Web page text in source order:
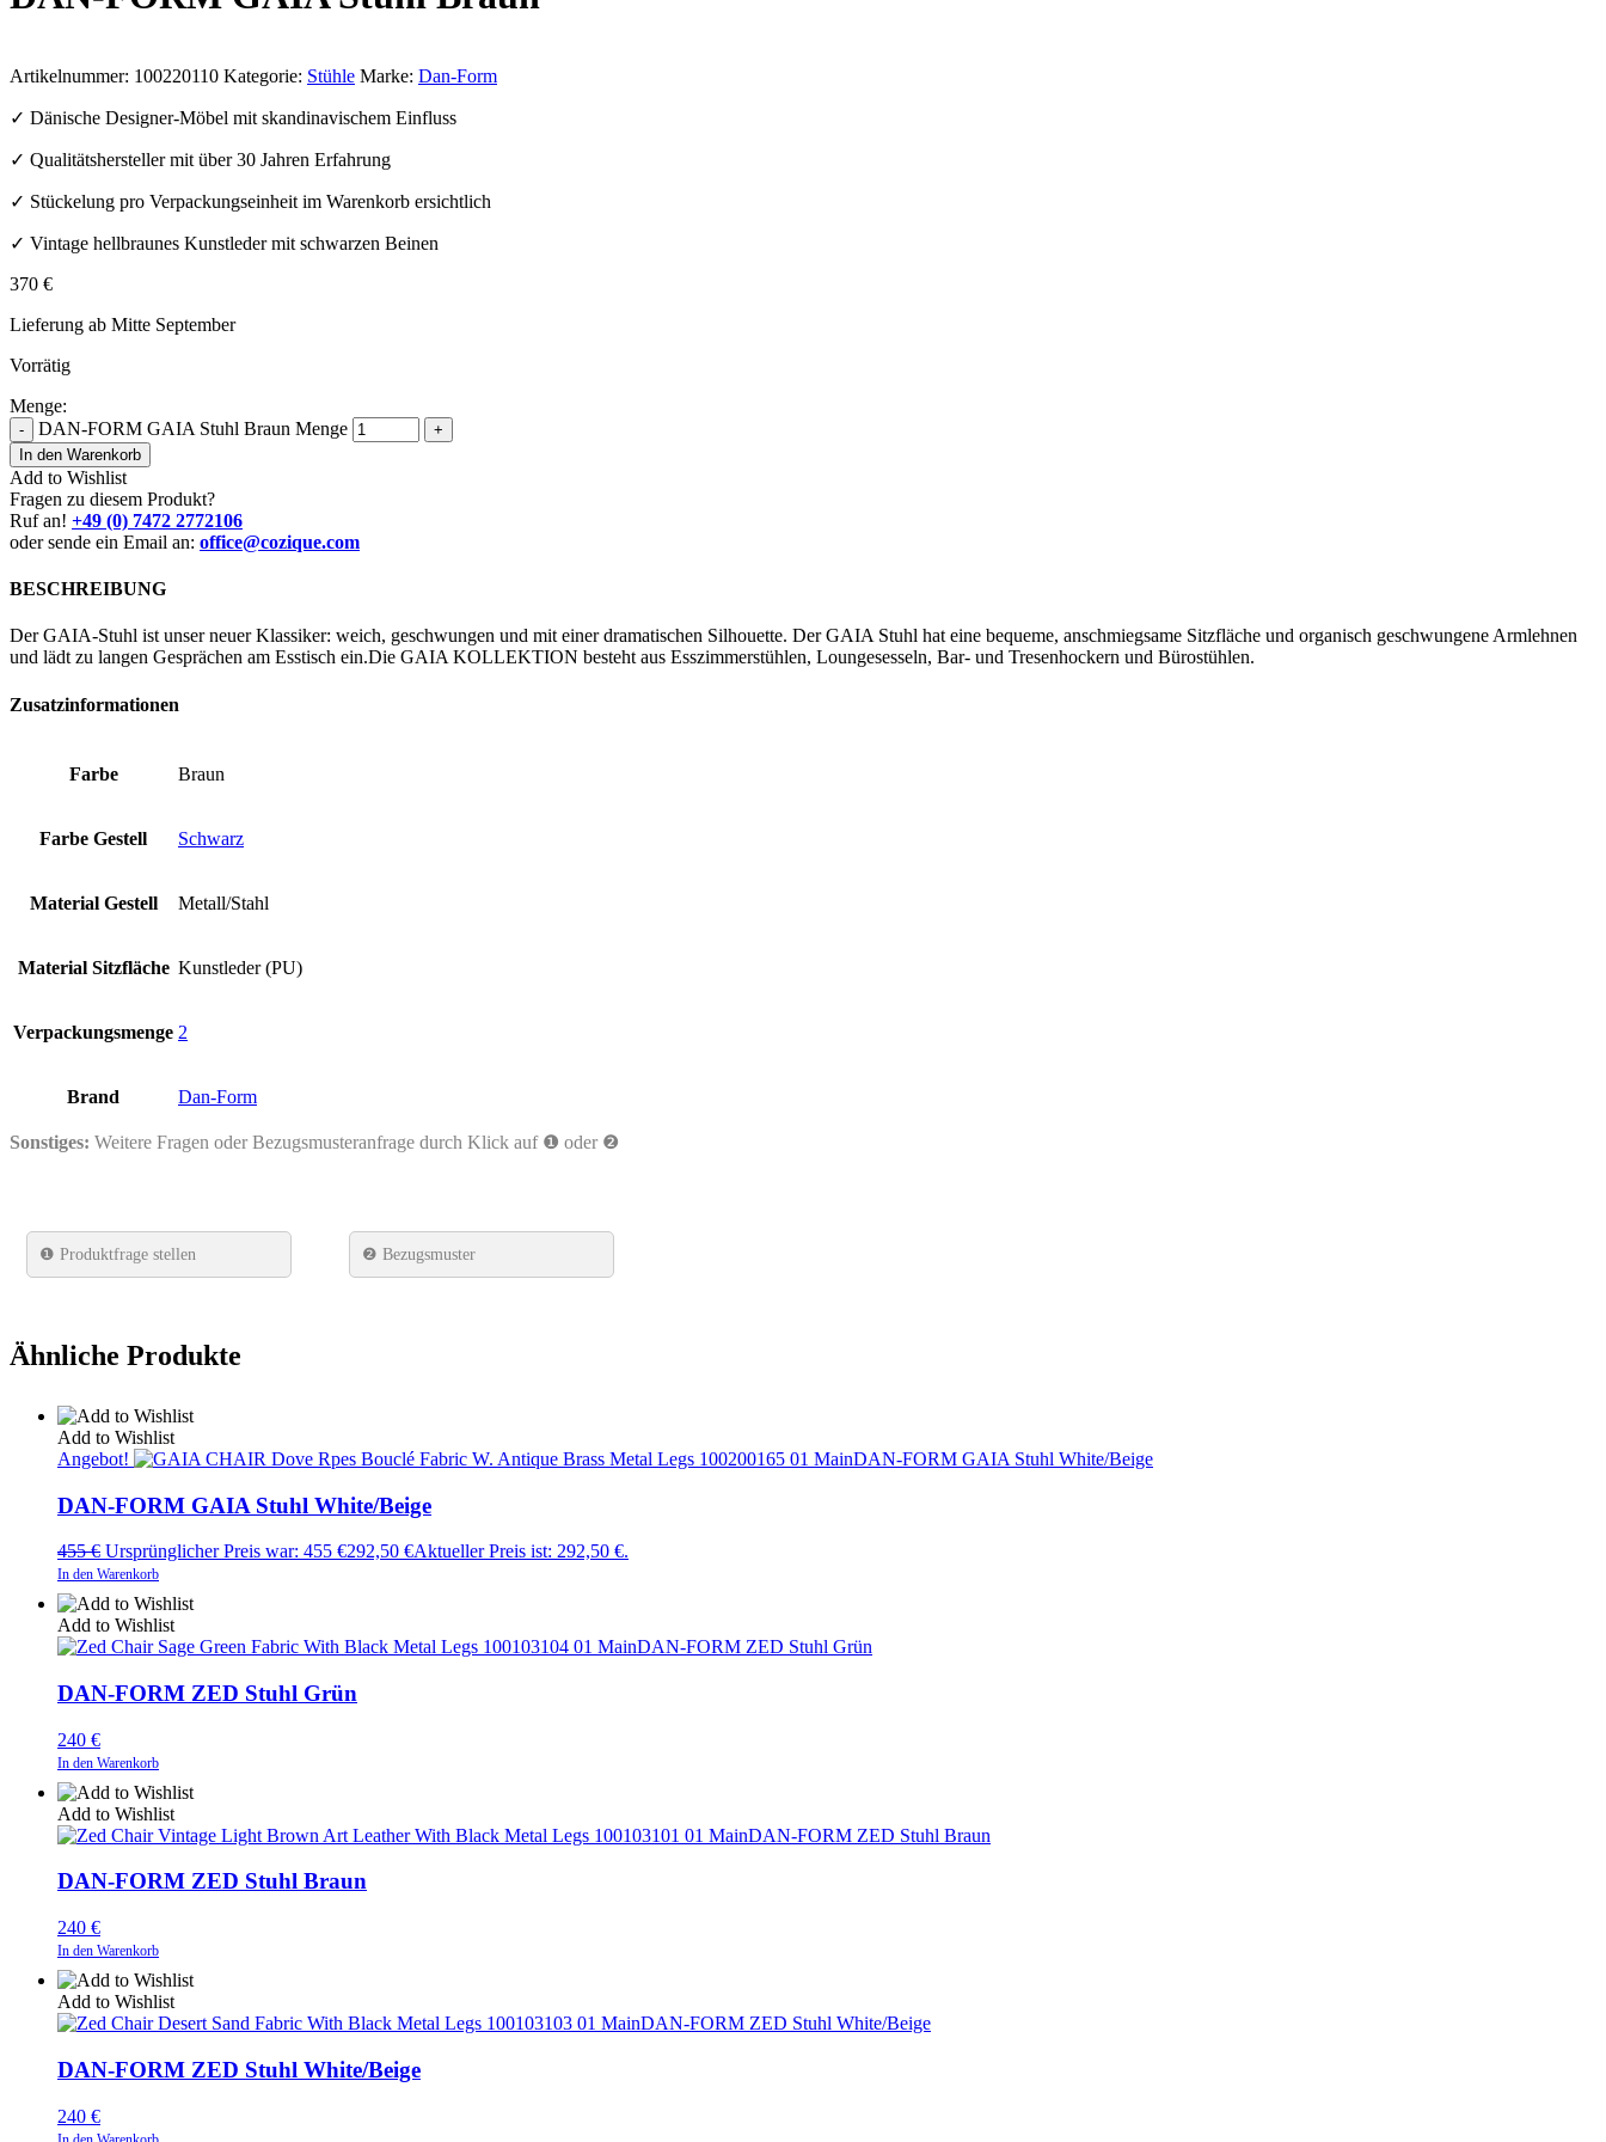
Artikelnummer: 100220110 Kategorie: Stühle Marke: Dan-Form
✓ Dänische Designer-Möbel mit skandinavischem Einfluss
✓ Qualitätshersteller mit über 30 Jahren Erfahrung
✓ Stückelung pro Verpackungseinheit im Warenkorb ersichtlich
✓ Vintage hellbraunes Kunstleder mit schwarzen Beinen
370 €
Lieferung ab Mitte September
Vorrätig
Menge:
- DAN-FORM GAIA Stuhl Braun Menge
+
In den Warenkorb
Add to Wishlist
Fragen zu diesem Produkt?
Ruf an! +49 (0) 7472 2772106
oder sende ein Email an: office@cozique.com
BESCHREIBUNG
Der GAIA-Stuhl ist unser neuer Klassiker: weich, geschwungen und mit einer dramatischen Silhouette. Der GAIA Stuhl hat eine bequeme, anschmiegsame Sitzfläche und organisch geschwungene Armlehnen
und lädt zu langen Gesprächen am Esstisch ein.Die GAIA KOLLEKTION besteht aus Esszimmerstühlen, Loungesesseln, Bar- und Tresenhockern und Bürostühlen.
Zusatzinformationen
Farbe Braun
Farbe Gestell Schwarz
Material Gestell Metall/Stahl
Material Sitzfläche Kunstleder (PU)
Verpackungsmenge 2
Brand Dan-Form
Sonstiges: Weitere Fragen oder Bezugsmusteranfrage durch Klick auf ❶ oder ❷
❶ Produktfrage stellen ❷ Bezugsmuster
Ähnliche Produkte
Add to Wishlist
Angebot!
DAN-FORM GAIA Stuhl White/Beige
DAN-FORM GAIA Stuhl White/Beige
455€ Ursprünglicher Preis war: 455 €292,50 €Aktueller Preis ist: 292,50 €.
In den Warenkorb
Add to Wishlist
DAN-FORM ZED Stuhl Grün
DAN-FORM ZED Stuhl Grün
240 €
In den Warenkorb
Add to Wishlist
DAN-FORM ZED Stuhl Braun
DAN-FORM ZED Stuhl Braun
240 €
In den Warenkorb
Add to Wishlist
DAN-FORM ZED Stuhl White/Beige
DAN-FORM ZED Stuhl White/Beige
240 €